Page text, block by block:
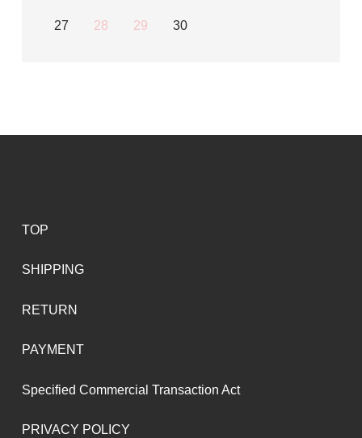
27 28 29 30
TOP
SHIPPING
RETURN
PAYMENT
Specified Commercial Transaction Act
PRIVACY POLICY